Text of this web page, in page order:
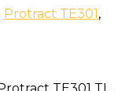
Protract TE301,